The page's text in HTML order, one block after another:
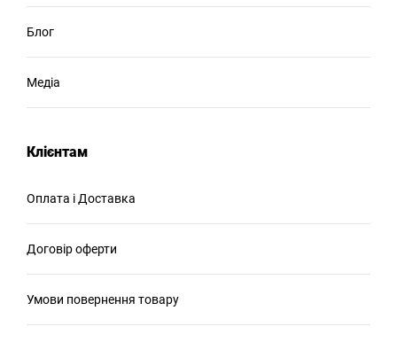
Блог
Медіа
Клієнтам
Оплата і Доставка
Договір оферти
Умови повернення товару